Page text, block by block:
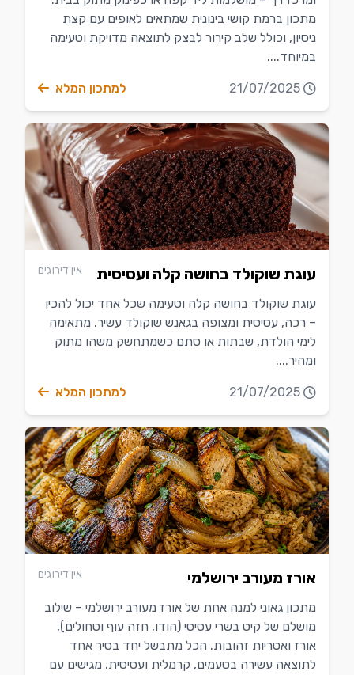
מתכון ברמת קושי בינונית שמתאים לאופים עם קצת
ניסיון, וכולל שלב קירור לבצק לתוצאה מדויקת וטעימה
במיוחד....
21/07/2025 למתכון המלא
עוגת שוקולד בחושה קלה ועסיסית אין דירוגים
עוגת שוקולד בחושה קלה וטעימה שכל אחד יכול להכין
– רכה, עסיסית ומצופה בגאנש שוקולד עשיר. מתאימה
לימי הולדת, שבתות או סתם כשמתחשק משהו מתוק
ומהיר....
21/07/2025 למתכון המלא
אורז מעורב ירושלמי אין דירוגים
מתכון גאוני למנה אחת של אורז מעורב ירושלמי – שילוב
מושלם של קיט בשרי עסיסי (הודו, חזה עוף וטחולים),
אורז ואטריות זהובות. הכל מתבשל יחד בסיר אחד
לתוצאה עשירה בטעמים, קרמלית ועסיסית. מגישים עם